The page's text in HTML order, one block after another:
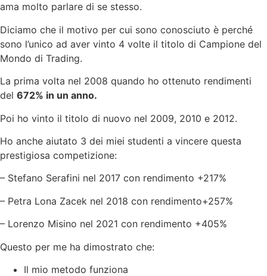
ama molto parlare di se stesso.
Diciamo che il motivo per cui sono conosciuto è perché
sono l’unico ad aver vinto 4 volte il titolo di Campione del
Mondo di Trading.
La prima volta nel 2008 quando ho ottenuto rendimenti
del 672% in un anno.
Poi ho vinto il titolo di nuovo nel 2009, 2010 e 2012.
Ho anche aiutato 3 dei miei studenti a vincere questa
prestigiosa competizione:
– Stefano Serafini nel 2017 con rendimento +217%
– Petra Lona Zacek nel 2018 con rendimento+257%
– Lorenzo Misino nel 2021 con rendimento +405%
Questo per me ha dimostrato che:
Il mio metodo funziona